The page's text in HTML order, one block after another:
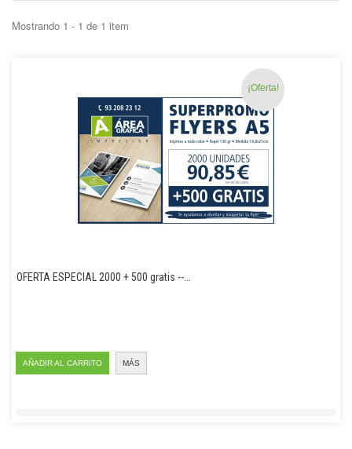
Mostrando 1 - 1 de 1 item
¡Oferta!
OFERTA ESPECIAL 2000 + 500 gratis --...
AÑADIR AL CARRITO MÁS